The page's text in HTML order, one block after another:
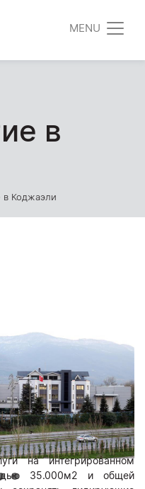
MENU
в
в Коджаэли
на интегрированном
35.000м2 и общей